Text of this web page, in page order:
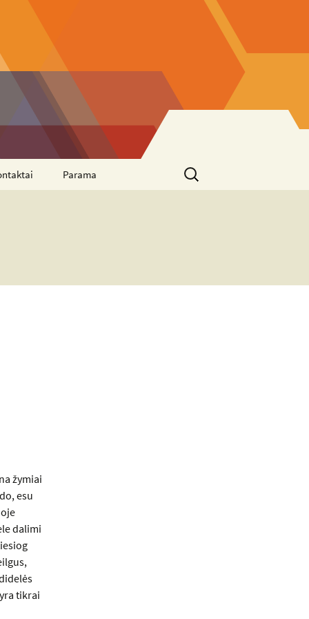
Parama
Ieškoti:
žymiai
esu
dalimi
tikrai